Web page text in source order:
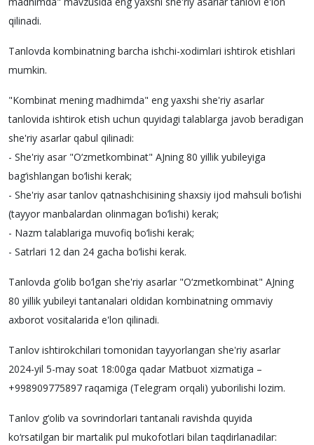
qilinadi.
Tanlovda kombinatning barcha ishchi-xodimlari ishtirok etishlari
mumkin.
"Kombinat mening madhimda" eng yaxshi she'riy asarlar
tanlovida ishtirok etish uchun quyidagi talablarga javob beradigan
she'riy asarlar qabul qilinadi:
- She'riy asar "O‘zmetkombinat" AJning 80 yillik yubileyiga
bag‘ishlangan bo‘lishi kerak;
- She'riy asar tanlov qatnashchisining shaxsiy ijod mahsuli bo‘lishi
(tayyor manbalardan olinmagan bo‘lishi) kerak;
- Nazm talablariga muvofiq bo‘lishi kerak;
- Satrlari 12 dan 24 gacha bo‘lishi kerak.
Tanlovda g‘olib bo‘lgan she'riy asarlar "O‘zmetkombinat" AJning
80 yillik yubileyi tantanalari oldidan kombinatning ommaviy
axborot vositalarida e'lon qilinadi.
Tanlov ishtirokchilari tomonidan tayyorlangan she'riy asarlar
2024-yil 5-may soat 18:00ga qadar Matbuot xizmatiga –
+998909775897 raqamiga (Telegram orqali) yuborilishi lozim.
Tanlov g‘olib va sovrindorlari tantanali ravishda quyida
ko‘rsatilgan bir martalik pul mukofotlari bilan taqdirlanadilar: